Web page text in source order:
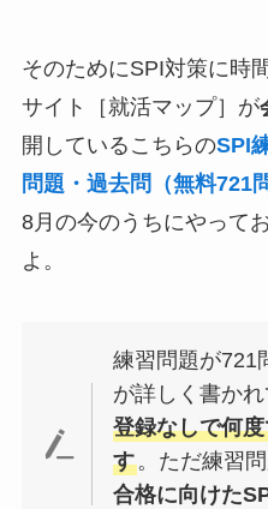
そのためにSPI対策に時
サイト［就活マップ］が
開しているこちらのSPI
問題・過去問（無料721
8月の今のうちにやって
よ。
練習問題が721
が詳しく書か
登録なしで何
す。ただ練習
合格に向けた